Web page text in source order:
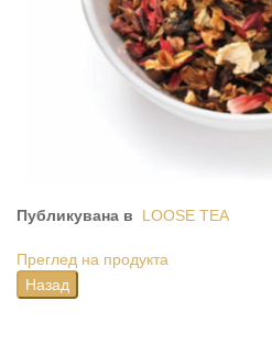
Публикувана в LOOSE TEA
Преглед на продукта